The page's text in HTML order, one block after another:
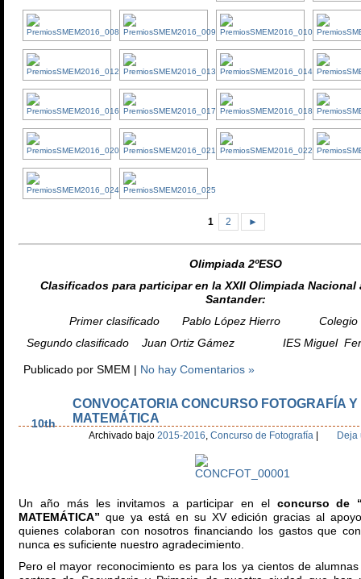
1 2 ►
Olimpiada 2ºESO
Clasificados para participar en la XXII Olimpiada Nacional
Santander:
Primer clasificado Pablo López Hierro Colegio
Segundo clasificado Juan Ortiz Gámez IES Miguel
Publicado por SMEM | No hay Comentarios »
10th
CONVOCATORIA CONCURSO FOTOGRAFÍA Y
MATEMÁTICA
Archivado bajo 2015-2016, Concurso de Fotografía Deja
Un año más les invitamos a participar en el concurso de
MATEMÁTICA” que ya está en su XV edición gracias al
quienes colaboran con nosotros financiando los gastos que
nunca es suficiente nuestro agradecimiento.
Pero el mayor reconocimiento es para los ya cientos de